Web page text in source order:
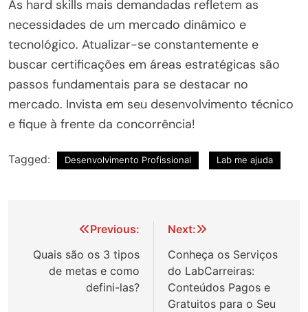
As hard skills mais demandadas refletem as
necessidades de um mercado dinâmico e
tecnológico. Atualizar-se constantemente e
buscar certificações em áreas estratégicas são
passos fundamentais para se destacar no
mercado. Invista em seu desenvolvimento técnico
e fique à frente da concorrência!
Tagged: Desenvolvimento Profissional Lab me ajuda
Navegação
de
Post
Previous:
Quais são os 3 tipos
de metas e como
defini-las?
Next:
Conheça os Serviços
do LabCarreiras:
Conteúdos Pagos e
Gratuitos para o Seu